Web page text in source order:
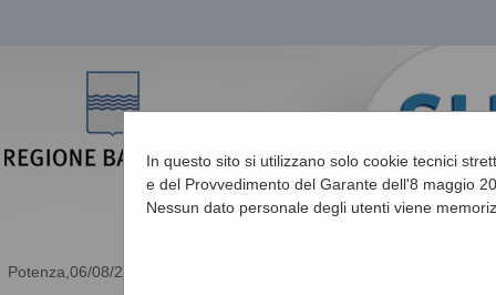
06/08/2026 17:36
In questo sito si utilizzano solo cookie tecnici
e del Provvedimento del Garante dell'8 maggio
Nessun dato personale degli utenti viene